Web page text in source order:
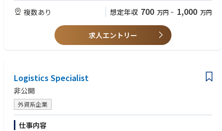
to capacity constraints, supplier delays, material shortages, inventory im
balances, and operational disruptions.
・Maintains visibility of inventory across suppliers, tollers, and distributio
n locations, driving actions to mitigate shortages, excess inventory, and
obsolescence risks.
・Collaborates with Supply Planning, Procurement, Logistics, Quality, R
egulatory, and Commercial teams to resolve issues and support business
objectives.
・Drives continuous improvement initiatives focused on planning accura
cy, operational efficiency, service performance, and inventory optimisati
on.
・Proficiency in ERP and planning systems, including inventory, procure
ment, and production management processes.
・Strong analytical and problem-solving skills with the ability to manage
operational risks and competing priorities.
・Excellent stakeholder management and communication skills, working
・Business-level proficiency in English and Japanese required; APICS/CPI
M certification or equivalent supply chain qualification preferred
複数あり 想定年収 700 万円 ~ 1,000 万円
求人エントリー
Logistics Specialist
非公開
外資系企業
仕事内容